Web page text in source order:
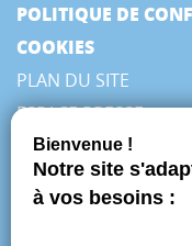
POLITIQUE DE
COOKIES
PLAN DU SITE
ESPACE PRESSE